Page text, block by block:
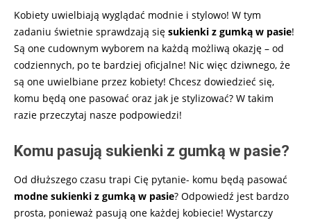
Kobiety uwielbiają wyglądać modnie i stylowo! W tym
zadaniu świetnie sprawdzają się sukienki z gumką w pasie!
Są one cudownym wyborem na każdą możliwą okazję – od
codziennych, po te bardziej oficjalne! Nic więc dziwnego, że
są one uwielbiane przez kobiety! Chcesz dowiedzieć się,
komu będą one pasować oraz jak je stylizować? W takim
razie przeczytaj nasze podpowiedzi!
Komu pasują sukienki z gumką w pasie?
Od dłuższego czasu trapi Cię pytanie- komu będą pasować
modne sukienki z gumką w pasie? Odpowiedź jest bardzo
prosta, ponieważ pasują one każdej kobiecie! Wystarczy